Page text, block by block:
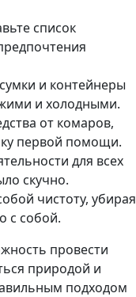
список
и контейнеры
и холодными.
от комаров,
первой помощи.
для всех
скучно.
чистоту, убирая
с собой.
провести
природой и
подходом